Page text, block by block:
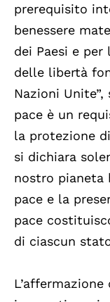
prerequisito
benessere
dei Paesi e
delle libertà
Nazioni
pace è un
la protezione
si dichiara
nostro pianeta
pace e la
pace
di ciascun